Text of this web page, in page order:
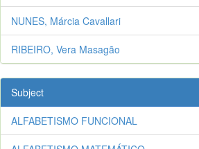
NUNES, Márcia Cavallari
RIBEIRO, Vera Masagão
Subject
ALFABETISMO FUNCIONAL